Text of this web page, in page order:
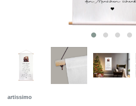
artissimo